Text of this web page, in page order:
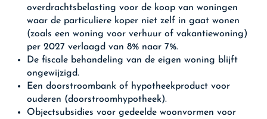
overdrachtsbelasting voor de koop van woningen
waar de particuliere koper niet zelf in gaat wonen
(zoals een woning voor verhuur of vakantiewoning)
per 2027 verlaagd van 8% naar 7%.
De fiscale behandeling van de eigen woning blijft
ongewijzigd.
Een doorstroombank of hypotheekproduct voor
ouderen (doorstroomhypotheek).
Objectsubsidies voor gedeelde woonvormen voor